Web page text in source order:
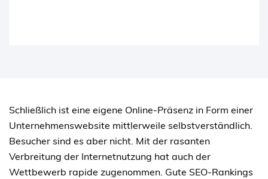
Schließlich ist eine eigene Online-Präsenz in Form einer
Unternehmenswebsite mittlerweile selbstverständlich.
Besucher sind es aber nicht. Mit der rasanten
Verbreitung der Internetnutzung hat auch der
Wettbewerb rapide zugenommen. Gute SEO-Rankings